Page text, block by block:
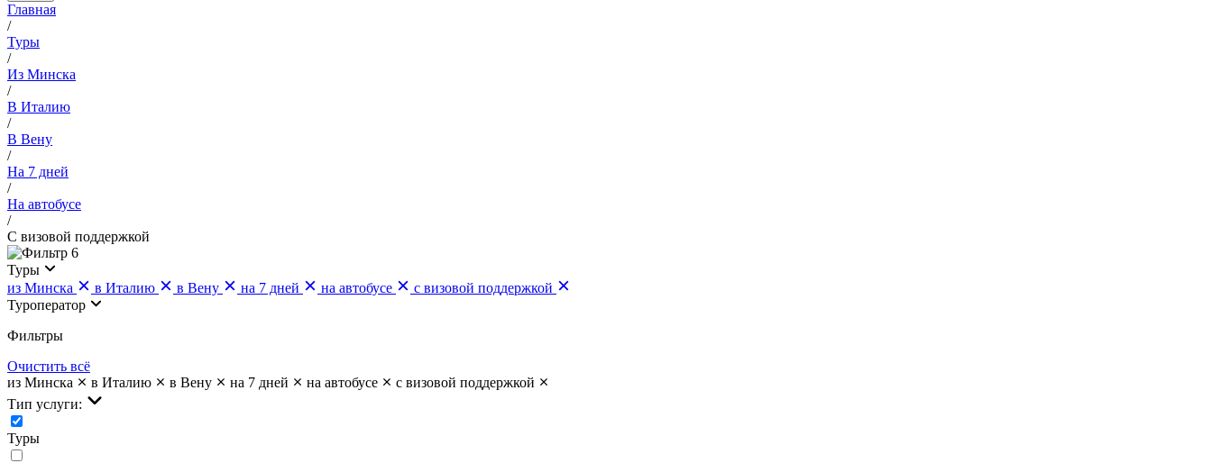
Главная
/
Туры
/
Из Минска
/
В Италию
/
В Вену
/
На 7 дней
/
На автобусе
/
С визовой поддержкой
6
Туры
из Минска
в Италию в Вену на 7 дней на автобусе
с визовой поддержкой
Туроператор
Фильтры
Очистить всё
из Минска
в Италию в Вену на 7 дней на автобусе
с визовой поддержкой
Тип услуги:
Туры